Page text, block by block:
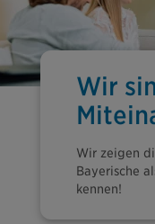
Wir
Wir zeigen
Bayerische
kennen!